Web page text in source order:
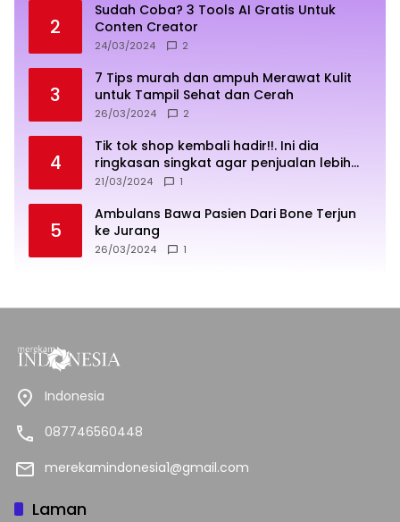
2
Sudah Coba? 3 Tools AI Gratis Untuk
Conten Creator
24/03/2024 2
3
7 Tips murah dan ampuh Merawat Kulit
untuk Tampil Sehat dan Cerah
26/03/2024 2
4
Tik tok shop kembali hadir!!. Ini dia
ringkasan singkat agar penjualan lebih
sukses
21/03/2024 1
5
Ambulans Bawa Pasien Dari Bone Terjun
ke Jurang
26/03/2024 1
Indonesia
087746560448
merekamindonesia1@gmail.com
Laman